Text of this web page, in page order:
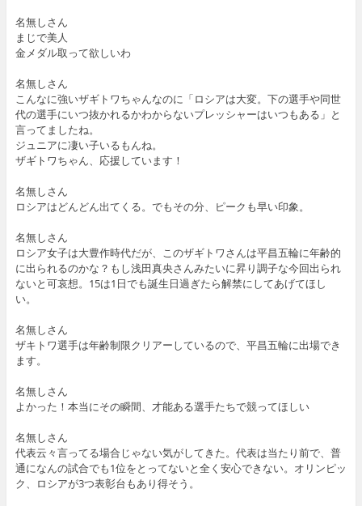
名無しさん
まじで美人
金メダル取って欲しいわ
名無しさん
こんなに強いザギトワちゃんなのに「ロシアは大変。下の選手や同世
代の選手にいつ抜かれるかわからないプレッシャーはいつもある」と
言ってましたね。
ジュニアに凄い子いるもんね。
ザギトワちゃん、応援しています！
名無しさん
ロシアはどんどん出てくる。でもその分、ピークも早い印象。
名無しさん
ロシア女子は大豊作時代だが、このザギトワさんは平昌五輪に年齢的
に出られるのかな？もし浅田真央さんみたいに昇り調子な今回出られ
ないと可哀想。15は1日でも誕生日過ぎたら解禁にしてあげてほし
い。
名無しさん
ザキトワ選手は年齢制限クリアーしているので、平昌五輪に出場でき
ます。
名無しさん
よかった！本当にその瞬間、才能ある選手たちで競ってほしい
名無しさん
代表云々言ってる場合じゃない気がしてきた。代表は当たり前で、普
通になんの試合でも1位をとってないと全く安心できない。オリンピッ
ク、ロシアが3つ表彰台もあり得そう。